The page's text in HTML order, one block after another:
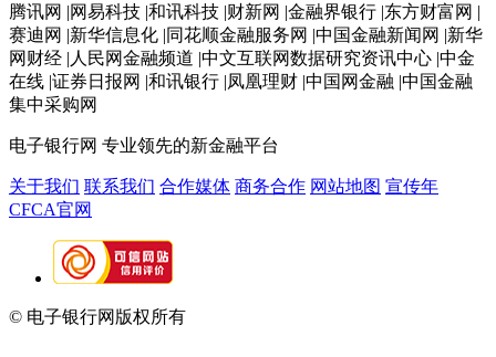
腾讯网 |网易科技 |和讯科技 |财新网 |金融界银行 |东方财富网 |
赛迪网 |新华信息化 |同花顺金融服务网 |中国金融新闻网 |新华
网财经 |人民网金融频道 |中文互联网数据研究资讯中心 |中金
在线 |证券日报网 |和讯银行 |凤凰理财 |中国网金融 |中国金融
集中采购网
电子银行网 专业领先的新金融平台
关于我们 联系我们 合作媒体 商务合作 网站地图 宣传年
CFCA官网
© 电子银行网版权所有